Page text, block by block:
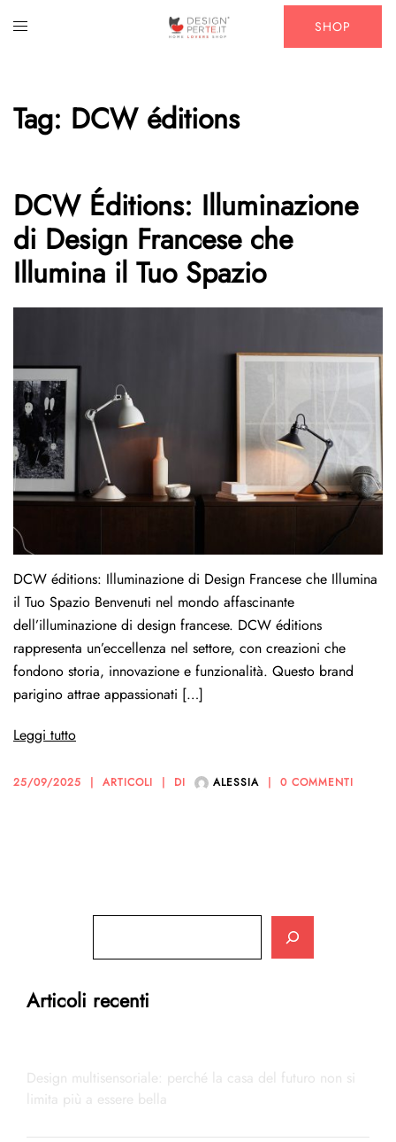
Mostra/Nascondi
SHOP
Tag: DCW éditions
DCW Éditions: Illuminazione
di Design Francese che
Illumina il Tuo Spazio
DCW éditions: Illuminazione di Design Francese che Illumina
il Tuo Spazio Benvenuti nel mondo affascinante
dell’illuminazione di design francese. DCW éditions
rappresenta un’eccellenza nel settore, con creazioni che
fondono storia, innovazione e funzionalità. Questo brand
parigino attrae appassionati […]
Leggi tutto
25/09/2025 ARTICOLI DI ALESSIA 0 COMMENTI
Articoli recenti
Design multisensoriale: perché la casa del futuro non si
limita più a essere bella